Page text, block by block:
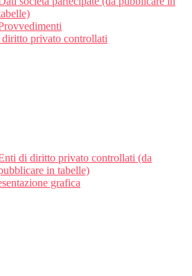
privato controllati
di diritto privato controllati (da
in tabelle)
grafica